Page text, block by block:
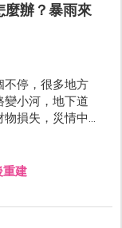
辦？暴雨來
不停，很多地方
變小河，地下道
損失，災情中
，暴雨來的時
？
重建